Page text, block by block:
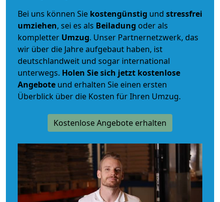
Bei uns können Sie kostengünstig und stressfrei
umziehen, sei es als Beiladung oder als
kompletter Umzug. Unser Partnernetzwerk, das
wir über die Jahre aufgebaut haben, ist
deutschlandweit und sogar international
unterwegs. Holen Sie sich jetzt kostenlose
Angebote und erhalten Sie einen ersten
Überblick über die Kosten für Ihren Umzug.
Kostenlose Angebote erhalten